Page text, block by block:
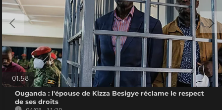
01:58
Ouganda : l'épouse de Kizza Besigye réclame le respect
de ses droits